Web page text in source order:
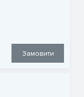
Замовити